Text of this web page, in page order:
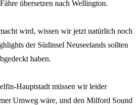
übersetzen nach Wellington.
wird, wissen wir jetzt natürlich noch
der Südinsel Neuseelands sollten
haben.
Hauptstadt müssen wir leider
Umweg wäre, und den Milford Sound